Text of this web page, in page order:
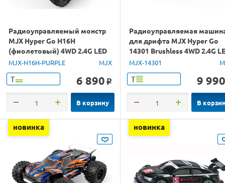
Радиоуправляемый монстр
MJX Hyper Go H16H
(фиолетовый) 4WD 2.4G LED
GPS 1/16 RTR
MJX-H16H-PURPLE MJX
Т 6 890 o
В корзину
Радиоуправляемая
для дрифта MJX Hyper Go
14301 Brushless 4WD 2.4G
1/14 RTR
MJX-14301
Т 9 990
В
новинка новинка